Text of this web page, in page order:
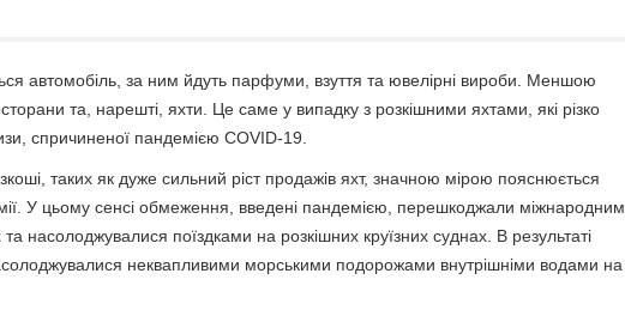
автомобіль, за ним йдуть парфуми, взуття та ювелірні вироби. Меншою
та, нарешті, яхти. Це саме у випадку з розкішними яхтами, які різко
спричиненої пандемією COVID-19.
таких як дуже сильний ріст продажів яхт, значною мірою пояснюється
У цьому сенсі обмеження, введені пандемією, перешкоджали міжнародним
насолоджувалися поїздками на розкішних круїзних суднах. В результаті
неквапливими морськими подорожами внутрішніми водами на